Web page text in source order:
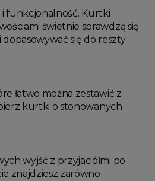
i funkcjonalność. Kurtki
świetnie sprawdzą się
się do reszty
łatwo można zestawić z
kurtki o stonowanych
wyjść z przyjaciółmi po
znajdziesz zarówno